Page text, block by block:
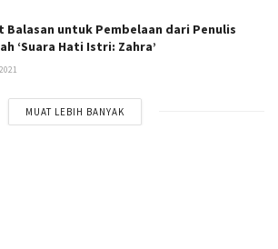
Balasan untuk Pembelaan dari Penulis
‘Suara Hati Istri: Zahra’
MUAT LEBIH BANYAK